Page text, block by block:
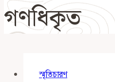
গণধিকৃত
স্মৃতিচারণ